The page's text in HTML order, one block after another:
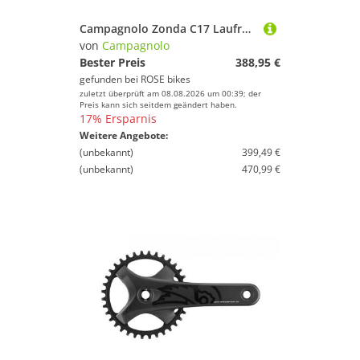
Campagnolo Zonda C17 Laufradsatz ED -2017-
von Campagnolo
Bester Preis
388,95 €
gefunden bei ROSE bikes
zuletzt überprüft am 08.08.2026 um 00:39; der
Preis kann sich seitdem geändert haben.
17% Ersparnis
Weitere Angebote:
(unbekannt)
399,49 €
(unbekannt)
470,99 €